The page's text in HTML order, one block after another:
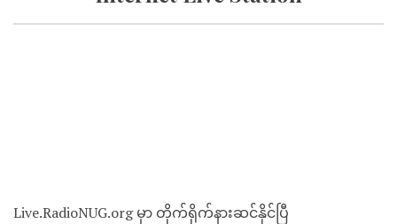
Live.RadioNUG.org မှာ တိုက်ရိုက်နားဆင်နိုင်ပြီ